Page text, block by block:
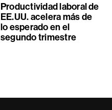
Productividad laboral de
EE.UU. acelera más de
lo esperado en el
segundo trimestre